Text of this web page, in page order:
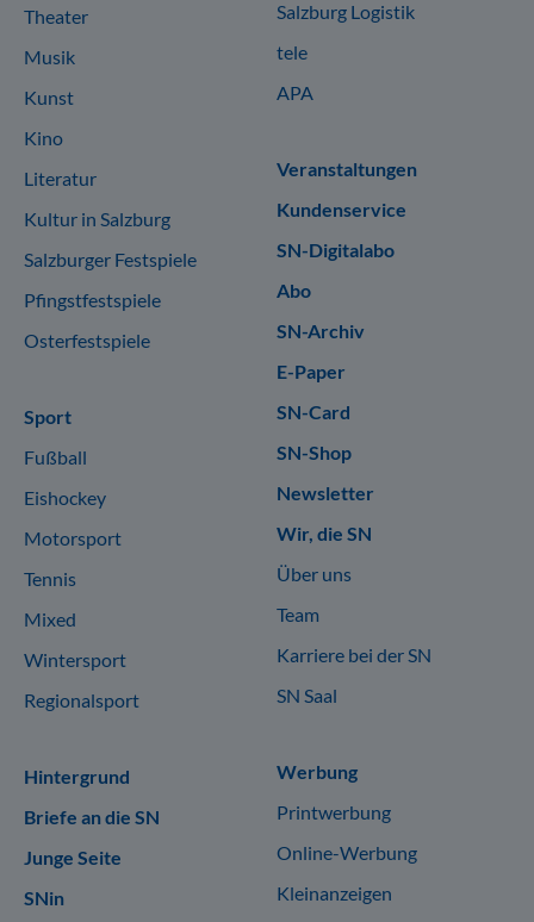
Theater
Musik
Kunst
Kino
Literatur
Kultur in Salzburg
Salzburger Festspiele
Pfingstfestspiele
Osterfestspiele
Sport
Fußball
Eishockey
Motorsport
Tennis
Mixed
Wintersport
Regionalsport
Hintergrund
Briefe an die SN
Junge Seite
SNin
Salzburg Logistik
tele
APA
Veranstaltungen
Kundenservice
SN-Digitalabo
Abo
SN-Archiv
E-Paper
SN-Card
SN-Shop
Newsletter
Wir, die SN
Über uns
Team
Karriere bei der SN
SN Saal
Werbung
Printwerbung
Online-Werbung
Kleinanzeigen